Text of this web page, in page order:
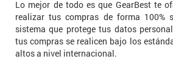
Lo mejor de todo es que GearBest te
realizar tus compras de forma 100%
sistema que protege tus datos
tus compras se realicen bajo los
altos a nivel internacional.